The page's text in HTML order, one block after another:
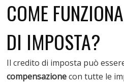
COME
DI IMPOSTA?
Il credito di imposta può
compensazionecon tutte le